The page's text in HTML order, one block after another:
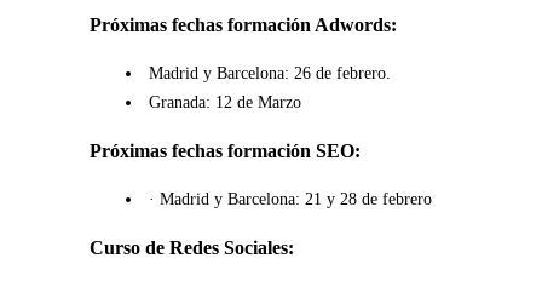
Próximas fechas formación Adwords:
Madrid y Barcelona: 26 de febrero.
Granada: 12 de Marzo
Próximas fechas formación SEO:
· Madrid y Barcelona: 21 y 28 de febrero
Curso de Redes Sociales: